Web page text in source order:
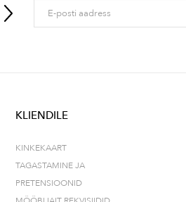
KLIENDILE
KINKEKAART
TAGASTAMINE JA
PRETENSIOONID